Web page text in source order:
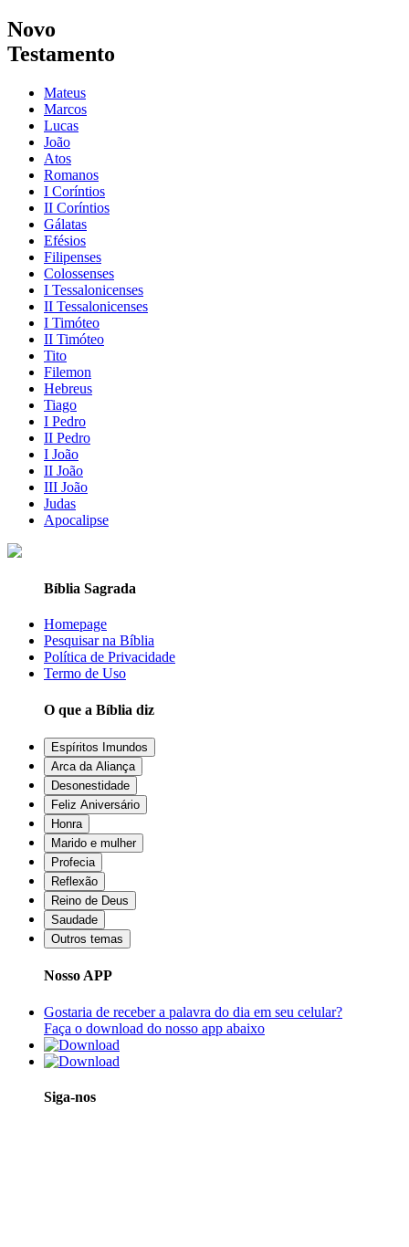
Novo
Testamento
Mateus
Marcos
Lucas
João
Atos
Romanos
I Coríntios
II Coríntios
Gálatas
Efésios
Filipenses
Colossenses
I Tessalonicenses
II Tessalonicenses
I Timóteo
II Timóteo
Tito
Filemon
Hebreus
Tiago
I Pedro
II Pedro
I João
II João
III João
Judas
Apocalipse
Bíblia Sagrada
Homepage
Pesquisar na Bíblia
Política de Privacidade
Termo de Uso
O que a Bíblia diz
Espíritos Imundos
Arca da Aliança
Desonestidade
Feliz Aniversário
Honra
Marido e mulher
Profecia
Reflexão
Reino de Deus
Saudade
Outros temas
Nosso APP
Gostaria de receber a palavra do dia em seu celular?
Faça o download do nosso app abaixo
Siga-nos